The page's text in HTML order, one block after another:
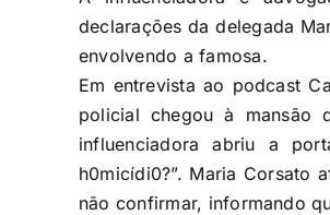
declarações da delegada
envolvendo a famosa.
Em entrevista ao podcast
policial chegou à mansão
influenciadora abriu a
h0micídi0?”. Maria Corsato
não confirmar, informando